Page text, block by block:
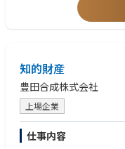
知的財産
豊田合成株式会社
上場企業
仕事内容